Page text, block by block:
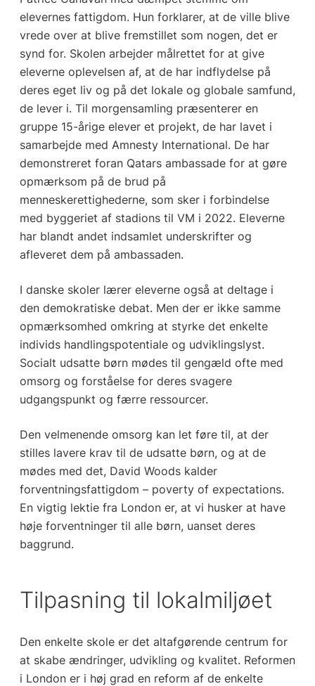
elevernes fattigdom. Hun forklarer, at de ville blive
vrede over at blive fremstillet som nogen, det er
synd for. Skolen arbejder målrettet for at give
eleverne oplevelsen af, at de har indflydelse på
deres eget liv og på det lokale og globale samfund,
de lever i. Til morgensamling præsenterer en
gruppe 15-årige elever et projekt, de har lavet i
samarbejde med Amnesty International. De har
demonstreret foran Qatars ambassade for at gøre
opmærksom på de brud på
menneskerettighederne, som sker i forbindelse
med byggeriet af stadions til VM i 2022. Eleverne
har blandt andet indsamlet underskrifter og
afleveret dem på ambassaden.
I danske skoler lærer eleverne også at deltage i
den demokratiske debat. Men der er ikke samme
opmærksomhed omkring at styrke det enkelte
individs handlingspotentiale og udviklingslyst.
Socialt udsatte børn mødes til gengæld ofte med
omsorg og forståelse for deres svagere
udgangspunkt og færre ressourcer.
Den velmenende omsorg kan let føre til, at der
stilles lavere krav til de udsatte børn, og at de
mødes med det, David Woods kalder
forventningsfattigdom – poverty of expectations.
En vigtig lektie fra London er, at vi husker at have
høje forventninger til alle børn, uanset deres
baggrund.
Tilpasning til lokalmiljøet
Den enkelte skole er det altafgørende centrum for
at skabe ændringer, udvikling og kvalitet. Reformen
i London er i høj grad en reform af de enkelte